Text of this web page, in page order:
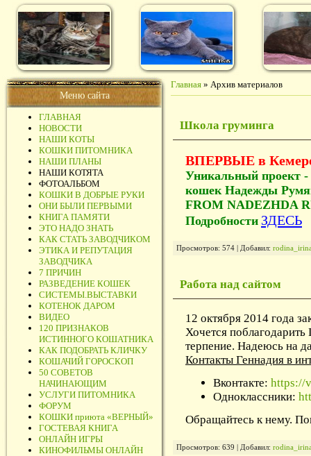
Меню сайта
ГЛАВНАЯ
НОВОСТИ
НАШИ КОТЫ
КОШКИ ПИТОМНИКА
НАШИ ПЛАНЫ
НАШИ КОТЯТА
ФОТОАЛЬБОМ
КОШКИ В ДОБРЫЕ РУКИ
ОНИ БЫЛИ ПЕРВЫМИ
КНИГА ПАМЯТИ
ЭТО НАДО ЗНАТЬ
КАК СТАТЬ ЗАВОДЧИКОМ
ЭТИКА И РЕПУТАЦИЯ
ЗАВОДЧИКА
7 ПРИЧИН
РАЗВЕДЕНИЕ КОШЕК
СИСТЕМЫ.ВЫСТАВКИ
КОТЕНОК ДАРОМ
ВИДЕО
120 ПРИЗНАКОВ
ИСТИННОГО КОШАТНИКА
КАК ПОДОБРАТЬ КЛИЧКУ
КОШАЧИЙ ГОРОСКОП
50 СОВЕТОВ
НАЧИНАЮЩИМ
УСЛУГИ ПИТОМНИКА
ФОРУМ
КОШКИ приюта «ВЕРНЫЙ»
ГОСТЕВАЯ КНИГА
ОНЛАЙН ИГРЫ
КИНОФИЛЬМЫ ОНЛАЙН
Главная » Архив материалов
Школа груминга
ВПЕРВЫЕ в
Уникальный проект -
кошек Надежды
FROM NADEZHDA
Подробности ЗДЕСЬ
Просмотров: 574 | Добавил:
Работа над сайтом
12 октября 2014 года
Хочется
терпение. Надеюсь на
Контакты Геннадия в
Вконтакте: https://
Одноклассники:
Обращайтесь к нему.
Просмотров: 639 | Добавил: